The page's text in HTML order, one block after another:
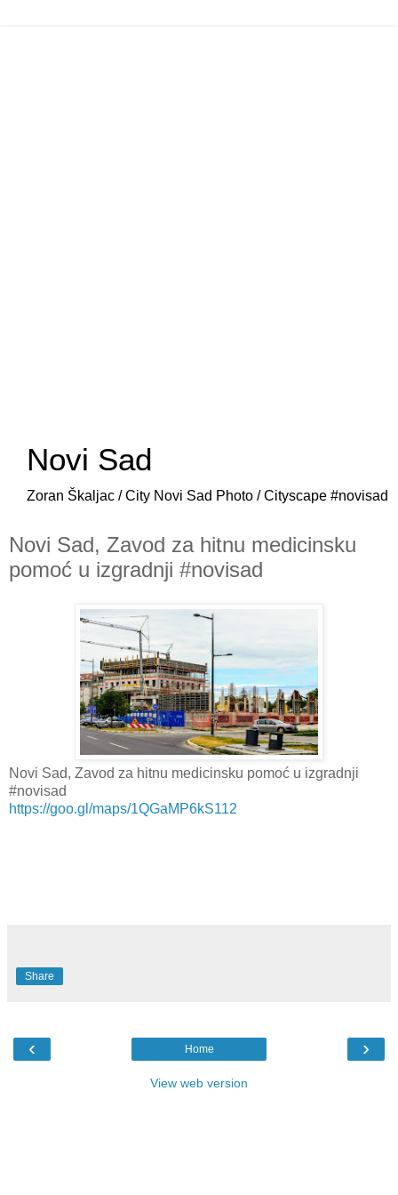
Novi Sad
Zoran Škaljac / City Novi Sad Photo / Cityscape #novisad
Novi Sad, Zavod za hitnu medicinsku
pomoć u izgradnji #novisad
Novi Sad, Zavod za hitnu medicinsku pomoć u izgradnji
#novisad
https://goo.gl/maps/1QGaMP6kS112
Share
‹ ›
Home
View web version